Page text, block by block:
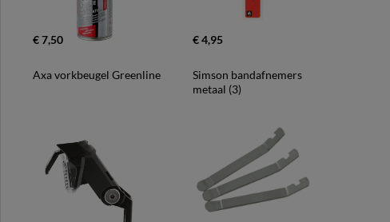
€ 7,50 € 4,95
Axa vorkbeugel Greenline
Simson bandafnemers
metaal (3)